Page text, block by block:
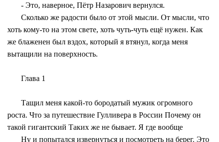
- Это, наверное, Пётр Назарович вернулся.
Сколько же радости было от этой мысли. От мысли, что
хоть кому-то на этом свете, хоть чуть-чуть ещё нужен. Как
же блаженен был вздох, который я втянул, когда меня
вытащили на поверхность.
Глава 1
Тащил меня какой-то бородатый мужик огромного
роста. Что за путешествие Гулливера в России Почему он
такой гигантский Таких же не бывает. Я где вообще
Ну и попытался извернуться и посмотреть на берег. Это